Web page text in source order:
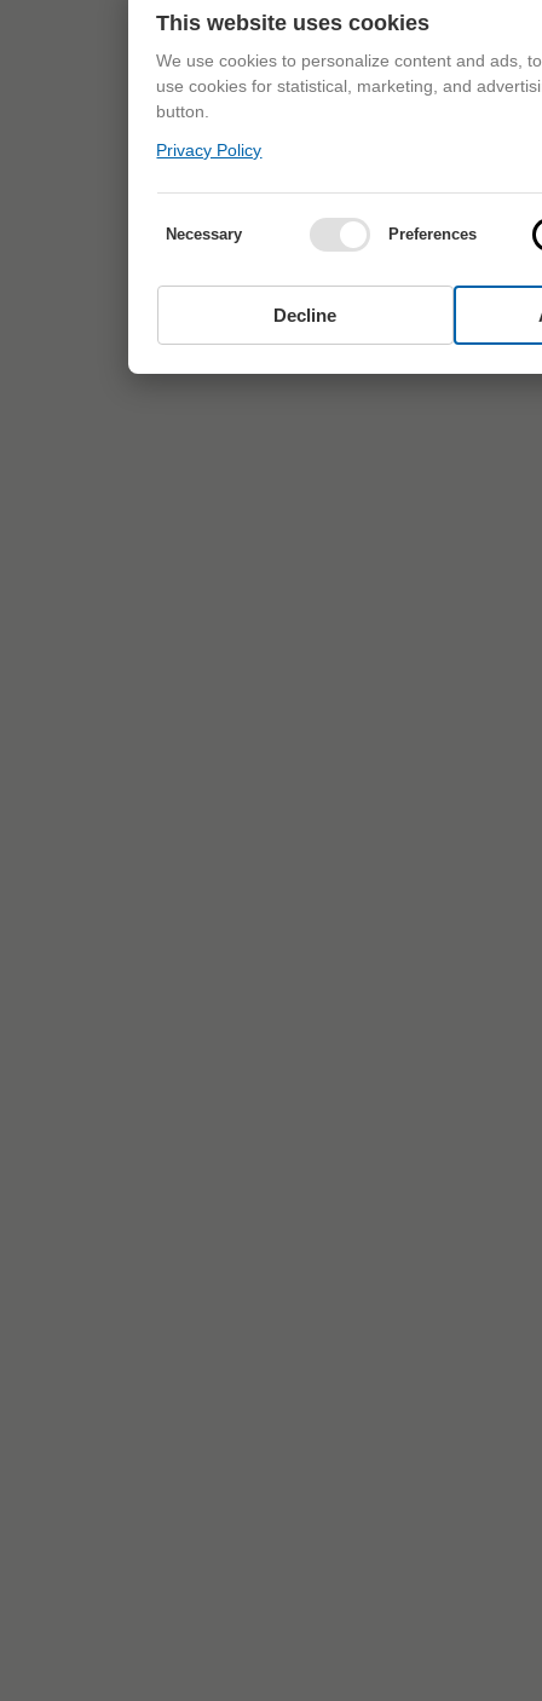
This website uses cookies
We use cookies to personalize content and ads,
use cookies for statistical, marketing, and
button.
Privacy Policy
Necessary Preferences
Decline